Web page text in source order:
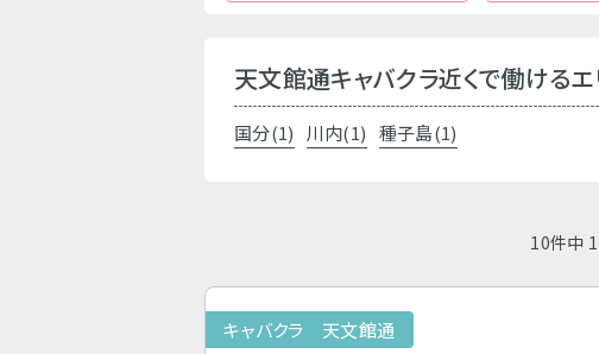
天文館通キャバクラ近くで働けるエ
国分(1) 川内(1) 種子島(1)
10件中
キャバクラ 天文館通